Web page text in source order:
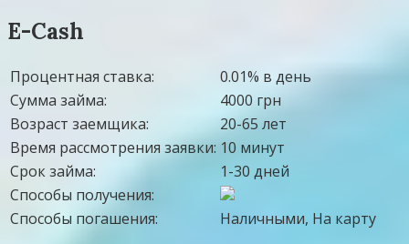
E-Cash
Процентная ставка:
0.01% в день
Сумма займа:
4000 грн
Возраст заемщика:
20-65 лет
Время рассмотрения заявки: 10 минут
Срок займа:
1-30 дней
Способы получения:
Способы погашения:
Наличными, На карту